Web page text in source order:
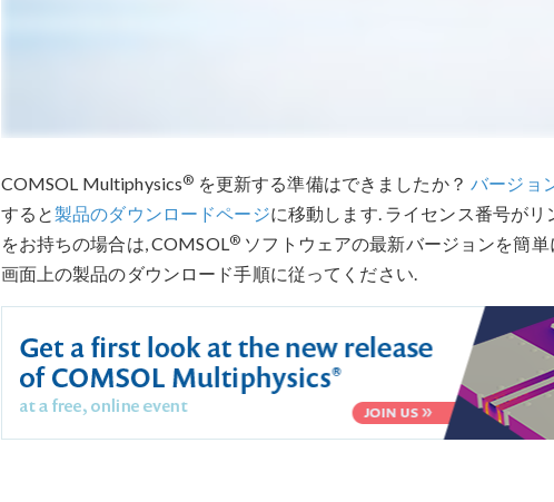
COMSOL Multiphysics® を更新する準備はできましたか？バージョ
すると製品のダウンロードページに移動します. ライセンス番号が
をお持ちの場合は, COMSOL® ソフトウェアの最新バージョンを簡
画面上の製品のダウンロード手順に従ってください.